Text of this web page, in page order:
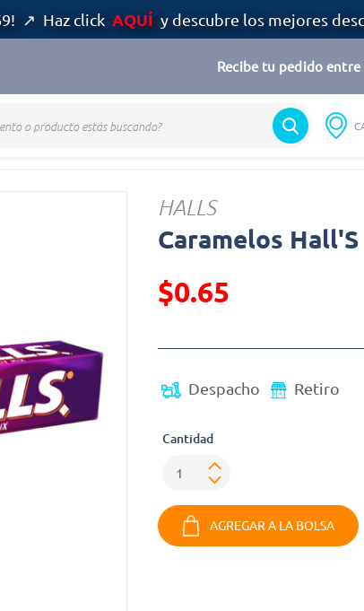
↗ Haz click AQUÍ y descubre los mejores
Recibe tu pedido entre
HALLS
Caramelos
Precio reducido de
$0.65
Despacho Retiro
Cantidad
AGREGAR A LA BOLSA